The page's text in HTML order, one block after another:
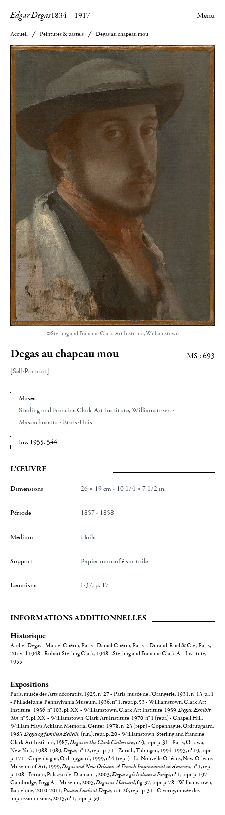
Edgar Degas1834– 1917 Menu
Accueil Peintures & pastels Degas au chapeau mou
©Sterling and Francine Clark Art Institute, Williamstown
Degas au chapeau mou
[Self-Portrait]
MS : 693
Musée
Sterling and Francine Clark Art Institute, Williamstown -
Massachusetts - Etats-Unis
Inv. 1955. 544
L'ŒUVRE
Dimensions 26 × 19 cm - 10 1/4 × 7 1/2 in.
Période 1857 - 1858
Médium Huile
Support Papier marouflé sur toile
Lemoisne I-37, p. 17
INFORMATIONS ADDITIONNELLES
Historique
Atelier Degas - Marcel Guérin, Paris - Daniel Guérin, Paris – Durand-Ruel & Cie., Paris,
20 avril 1948 - Robert Sterling Clark, 1948 - Sterling and Francine Clark Art Institute,
1955.
Expositions
Paris, musée des Arts décoratifs, 1925, n° 27 - Paris, musée de l'Orangerie, 1931, n° 13, pl. 1
- Philadelphie, Pennsylvania Museum, 1936, n° 1, repr. p. 53 - Williamstown, Clark Art
Institute, 1956, n° 103, pl. XX - Williamstown, Clark Art Institute, 1959,Degas. Exhibit
Ten, n° 5, pl. XX - Williamstown, Clark Art Institute, 1970, n° 1 (repr.) - Chapell Hill,
William Hays Ackland Memorial Center, 1978, n° 23 (repr.) - Copenhague, Ordrupgaard,
1983,Degas og familien Bellelli, (n.n.), repr. p. 20 - Williamstown, Sterling and Francine
Clark Art Institute, 1987,Degas in the Clark Collection, n° 9, repr. p. 31 - Paris, Ottawa,
New York, 1988-1989,Degas, n° 12, repr. p. 71 - Zurich, Tübingen, 1994-1995, n° 19, repr.
p. 171 - Copenhague, Ordrupgaard, 1999, n° 4 (repr.) - La Nouvelle Orléans, New Orleans
Museum of Art, 1999,Degas and New Orleans. A French Impressionist in America, n° 1, repr.
p. 108 - Ferrare, Palazzo dei Diamanti, 2003,Degas e gli Italiani a Parigi, n° 1, repr. p. 197 -
Cambridge, Fogg Art Museum, 2005,Degas at Harvard, fig. 37, repr. p. 78 - Williamstown,
Barcelone, 2010-2011,Picasso Looks at Degas, cat. 26, repr. p. 31 - Giverny, musée des
impressionnismes, 2015, n° 1, repr. p. 59.